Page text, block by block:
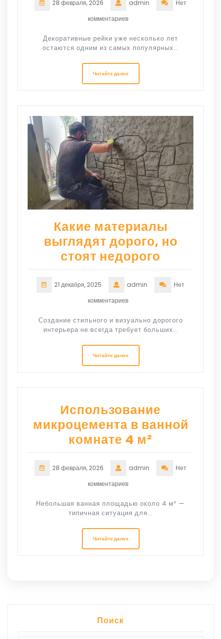
28 февраля, 2026 admin
Нет
комментариев
Декоративные рейки уже несколько лет
остаются одним из самых популярных…
Читайте далее
Какие материалы
выглядят дорого, но
стоят недорого
21 декабря, 2025 admin
Нет
комментариев
Создание стильного и визуально дорогого
интерьера не всегда требует больших…
Читайте далее
Использование
микроцемента в ванной
комнате 4 м²
28 февраля, 2026 admin
Нет
комментариев
Небольшая ванная площадью около 4 м² —
типичная ситуация для…
Читайте далее
Поиск